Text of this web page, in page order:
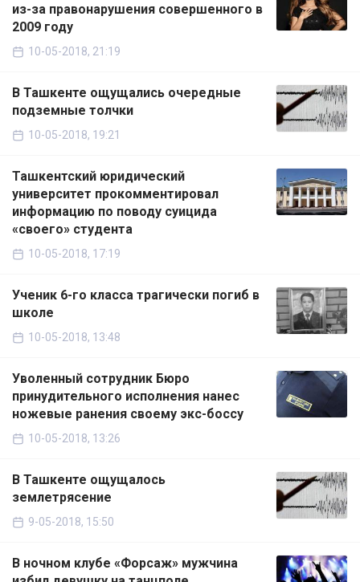
из-за правонарушения совершенного в
2009 году
10-05-2018, 21:19
В Ташкенте ощущались очередные
подземные толчки
10-05-2018, 19:21
Ташкентский юридический
университет прокомментировал
информацию по поводу суицида
«своего» студента
10-05-2018, 17:19
Ученик 6-го класса трагически погиб в
школе
10-05-2018, 13:48
Уволенный сотрудник Бюро
принудительного исполнения нанес
ножевые ранения своему экс-боссу
10-05-2018, 13:26
В Ташкенте ощущалось
землетрясение
9-05-2018, 15:50
В ночном клубе «Форсаж» мужчина